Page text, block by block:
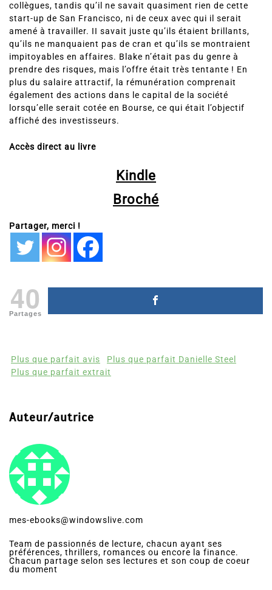
collègues, tandis qu’il ne savait quasiment rien de cette
start-up de San Francisco, ni de ceux avec qui il serait
amené à travailler. II savait juste qu’ils étaient brillants,
qu’ils ne manquaient pas de cran et qu’ils se montraient
impitoyables en affaires. Blake n’était pas du genre à
prendre des risques, mais l’offre était très tentante ! En
plus du salaire attractif, la rémunération comprenait
également des actions dans le capital de la société
lorsqu’elle serait cotée en Bourse, ce qui était l’objectif
affiché des investisseurs.
Accès direct au livre
Kindle
Broché
Partager, merci !
40
Partages
Plus que parfait avis
Plus que parfait Danielle Steel
Plus que parfait extrait
Auteur/autrice
mes-ebooks@windowslive.com
Team de passionnés de lecture, chacun ayant ses
préférences, thrillers, romances ou encore la finance.
Chacun partage selon ses lectures et son coup de coeur
du moment